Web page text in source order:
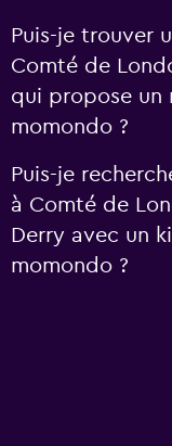
Puis-je trouver
Comté de
qui propose un
momondo ?
Puis-je
à Comté de
Derry avec un
momondo ?